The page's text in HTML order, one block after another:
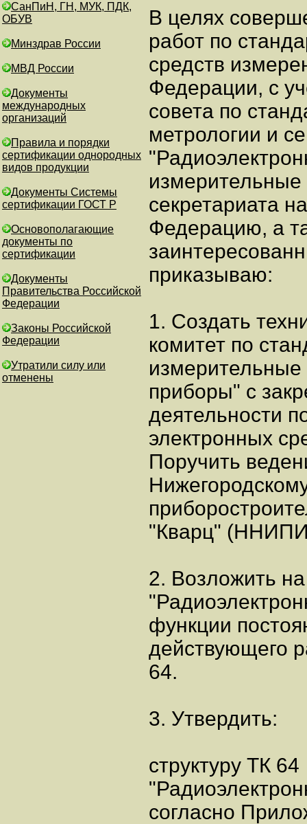
СанПиН, ГН, МУК, ПДК,
ОБУВ
Минздрав России
МВД России
Документы
международных
организаций
Правила и порядки
сертификации однородных
видов продукции
Документы Системы
сертификации ГОСТ Р
Основополагающие
документы по
сертификации
Документы
Правительства Российской
Федерации
Законы Российской
Федерации
Утратили силу или
отменены
В целях
работ по
средств
Федерации, с
совета по
метрологии и
секретариата
Федерацию, а
приказываю:
1. Создать
комитет по
измерительные
приборы" с
деятельности
электронных
Поручить
"Кварц"
2. Возложить
функции
действующего
64.
3. Утвердить:
структуру ТК 64
согласно